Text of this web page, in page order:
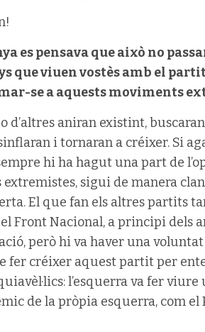
es pensava que això no
que viuen vostès amb el
se a aquests moviments
d’altres aniran existint,
i tornaran a créixer. Si
hi ha hagut una part de
extremistes, sigui de manera
El que fan els altres partits
Front Nacional, a principi dels
però hi va haver una
fer créixer aquest partit per
l’esquerra va fer
de la pròpia esquerra, com